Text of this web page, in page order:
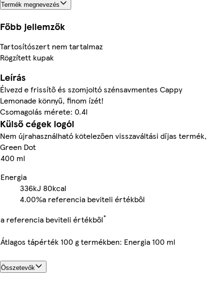
Termék megnevezés
Főbb jellemzők
Tartosítószert nem tartalmaz
Rögzített kupak
Leírás
Élvezd e frissítő és szomjoltó szénsavmentes Cappy
Lemonade könnyű, finom ízét!
Csomagolás mérete: 0.4l
Külső cégek logói
Nem újrahasználható kötelezően visszaváltási díjas termék,
Green Dot
400 ml
Energia
336kJ 80kcal
4.00%a referencia beviteli értékből
a referencia beviteli értékből*
Átlagos tápérték 100 g termékben: Energia 100 ml
Összetevők